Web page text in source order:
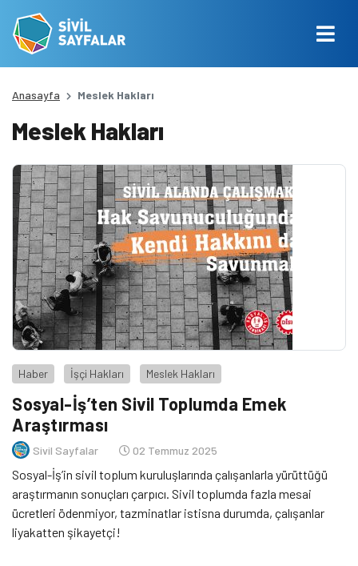
Anasayfa Meslek Hakları
Meslek Hakları
Haber İşçi Hakları Meslek Hakları
Sosyal-İş’ten Sivil Toplumda Emek
Araştırması
Sivil Sayfalar 02 Temmuz 2025
Sosyal-İş’in sivil toplum kuruluşlarında çalışanlarla yürüttüğü
araştırmanın sonuçları çarpıcı. Sivil toplumda fazla mesai
ücretleri ödenmiyor, tazminatlar istisna durumda, çalışanlar
liyakatten şikayetçi!